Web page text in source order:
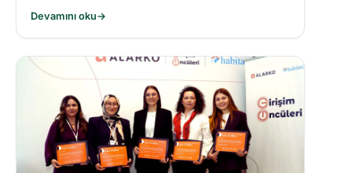
uyguluyor.
Devamını oku→